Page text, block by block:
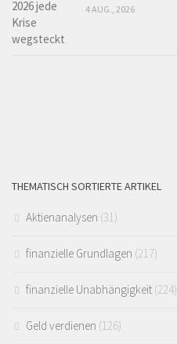
4 AUG., 2026
THEMATISCH SORTIERTE ARTIKEL
Aktienanalysen (31)
finanzielle Grundlagen (217)
finanzielle Unabhängigkeit (224)
Geld verdienen (126)